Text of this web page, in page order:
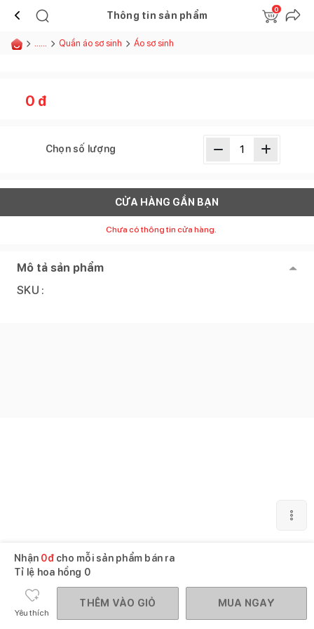
Thông tin sản phẩm
0
...... Quần áo sơ sinh Áo sơ sinh
0 đ
Chọn số lượng
CỬA HÀNG GẦN BẠN
Chưa có thông tin cửa hàng.
Mô tả sản phẩm
SKU :
Nhận 0đcho mỗi sản phẩm bán ra
Tỉ lệ hoa hồng 0
Yêu thích
THÊM VÀO GIỎ MUA NGAY